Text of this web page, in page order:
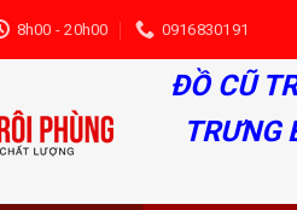
8h00 - 20h00 0916830191
ĐỒ CŨ
TRƯNG